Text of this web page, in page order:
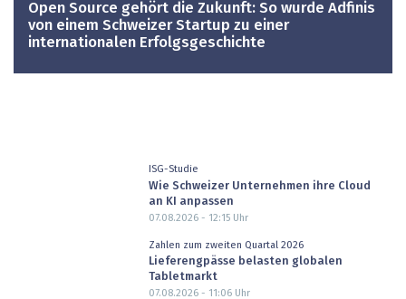
Open Source gehört die Zukunft: So wurde Adfinis
von einem Schweizer Startup zu einer
internationalen Erfolgsgeschichte
ISG-Studie
Wie Schweizer Unternehmen ihre Cloud
an KI anpassen
07.08.2026 - 12:15Uhr
Zahlen zum zweiten Quartal 2026
Lieferengpässe belasten globalen
Tabletmarkt
07.08.2026 - 11:06Uhr